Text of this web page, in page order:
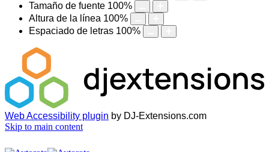
Tamaño de fuente 100%
Altura de la línea 100%
Espaciado de letras 100%
Web Accessibility plugin by DJ-Extensions.com
Skip to main content